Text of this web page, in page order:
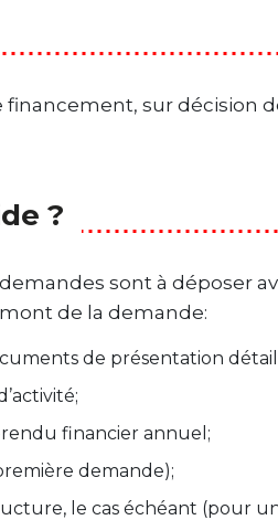
financement, sur décision
?
sont à déposer
de la demande:
de présentation
financier annuel;
demande);
le cas échéant (pour